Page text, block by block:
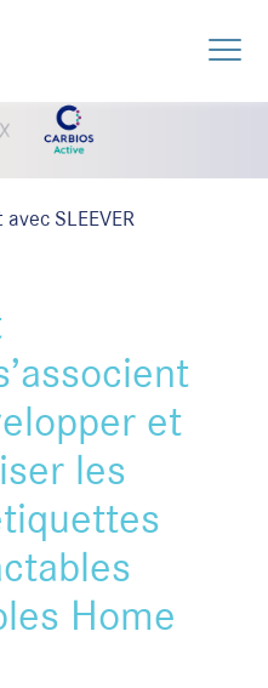
SLEEVER
et
les
Home